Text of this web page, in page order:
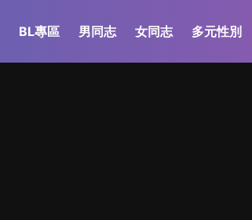
BL專區 男同志 女同志 多元性別